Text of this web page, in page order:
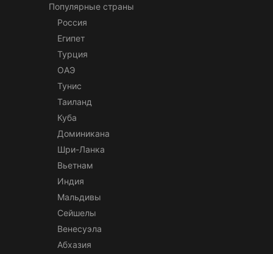
Популярные страны
Россия
Египет
Турция
ОАЭ
Тунис
Таиланд
Куба
Доминикана
Шри-Ланка
Вьетнам
Индия
Мальдивы
Сейшелы
Венесуэла
Абхазия